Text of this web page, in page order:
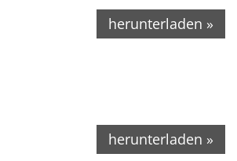
herunterladen »
herunterladen »